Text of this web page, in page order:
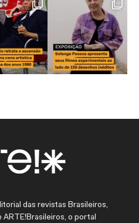
das revistas Brasileiros,
ARTE!Brasileiros, o portal